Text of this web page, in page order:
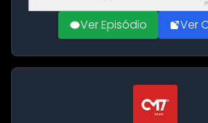
Ver Episódio Ver